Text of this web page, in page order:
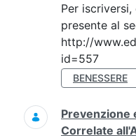
Per
presente al
http://
id=557
BENESSERE
Prevenzione
Correlate